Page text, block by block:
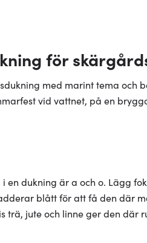
för
med marint tema och
vid vattnet, på en
en dukning är a och o. Lägg
blått för att få den där
trä, jute och linne ger den där